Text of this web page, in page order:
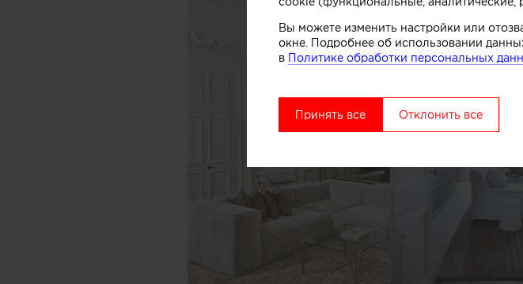
Вы можете изменить настройки или
окне. Подробнее об использовании
в Политике обработки персональных
Принять все Отклонить все